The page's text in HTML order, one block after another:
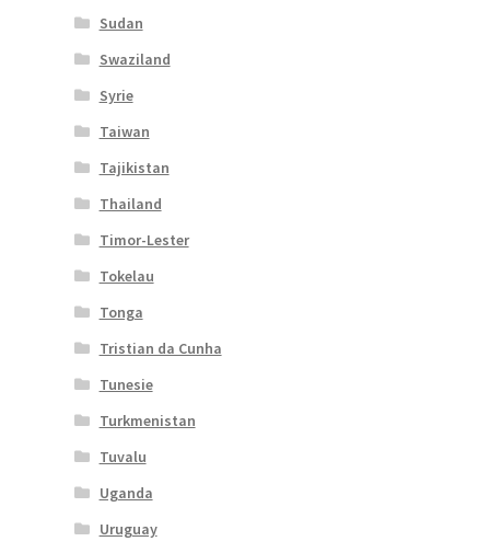
Sudan
Swaziland
Syrie
Taiwan
Tajikistan
Thailand
Timor-Lester
Tokelau
Tonga
Tristian da Cunha
Tunesie
Turkmenistan
Tuvalu
Uganda
Uruguay